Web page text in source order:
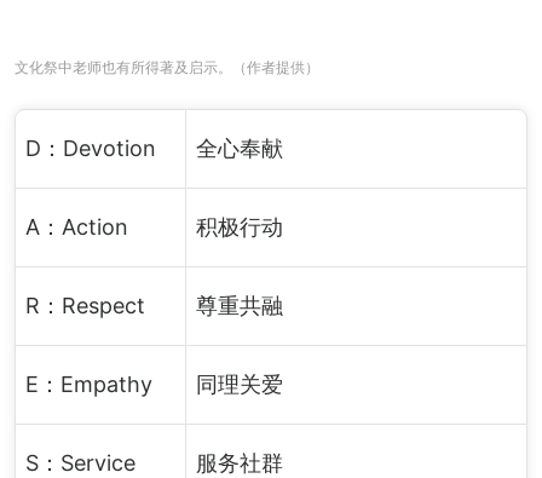
文化祭中老师也有所得著及启示。（作者提供）
D：Devotion 全心奉献
A：Action 积极行动
R：Respect 尊重共融
E：Empathy 同理关爱
S：Service 服务社群